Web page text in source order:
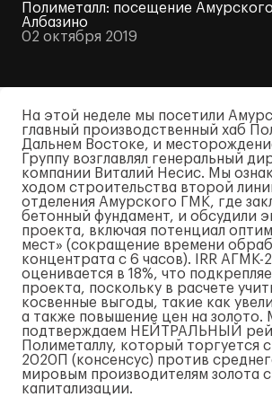
Полиметалл: посещение
Албазино
02 октября 2019
На этой неделе мы посетили
главный производственный хаб
Дальнем Востоке, и
Группу возглавлял генеральный
компании Виталий Несис. Мы
ходом строительства второй
отделения Амурского ГМК, где
бетонный фундамент, и обсудили
проекта, включая потенциал
мест» (сокращение времени
концентрата с 6 часов). IRR АГМК-
оценивается в 18%, что
проекта, поскольку в расчете
косвенные выгоды, такие как
а также повышение цен на золото.
подтверждаем НЕЙТРАЛЬНЫЙ
Полиметаллу, который торгуется с
2020П (консенсус) против
мировым производителям золота
капитализации.